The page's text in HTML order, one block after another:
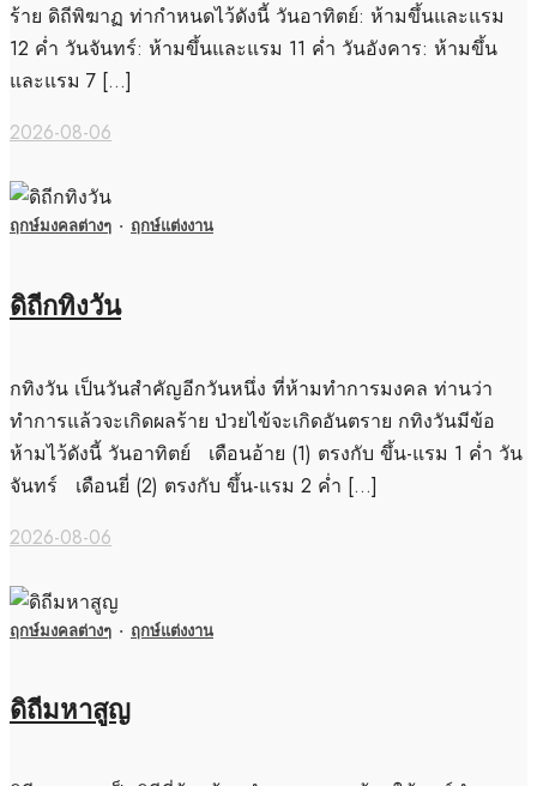
ร้าย ดิถีพิฆาฏ ท่ากำหนดไว้ดังนี้ วันอาทิตย์: ห้ามขึ้นและแรม
12 ค่ำ วันจันทร์: ห้ามขึ้นและแรม 11 ค่ำ วันอังคาร: ห้ามขึ้น
และแรม 7 […]
2026-08-06
ฤกษ์มงคลต่างๆ · ฤกษ์แต่งงาน
ดิถีกทิงวัน
กทิงวัน เป็นวันสำคัญอีกวันหนึ่ง ที่ห้ามทำการมงคล ท่านว่า
ทำการแล้วจะเกิดผลร้าย ป่วยไข้จะเกิดอันตราย กทิงวันมีข้อ
ห้ามไว้ดังนี้ วันอาทิตย์ เดือนอ้าย (1) ตรงกับ ขึ้น-แรม 1 ค่ำ วัน
จันทร์ เดือนยี่ (2) ตรงกับ ขึ้น-แรม 2 ค่ำ […]
2026-08-06
ฤกษ์มงคลต่างๆ · ฤกษ์แต่งงาน
ดิถีมหาสูญ